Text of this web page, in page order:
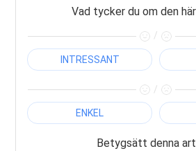
Vad tycker du om den
/
INTRESSANT
/
ENKEL
Betygsätt denna